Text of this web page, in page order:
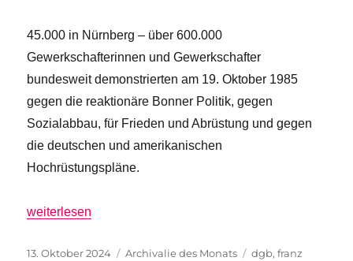
45.000 in Nürnberg – über 600.000
Gewerkschafterinnen und Gewerkschafter
bundesweit demonstrierten am 19. Oktober 1985
gegen die reaktionäre Bonner Politik, gegen
Sozialabbau, für Frieden und Abrüstung und gegen
die deutschen und amerikanischen
Hochrüstungspläne.
„Demos für Soziales und Frieden 1985 und 2024“
weiterlesen
Veröffentlicht
13. Oktober 2024 Kategorien
Archivalie des Monats Schlagwörter
dgb,franz